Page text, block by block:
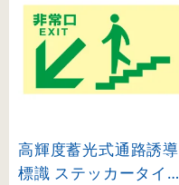
高輝度蓄光式通路誘導
標識 ステッカータイプ